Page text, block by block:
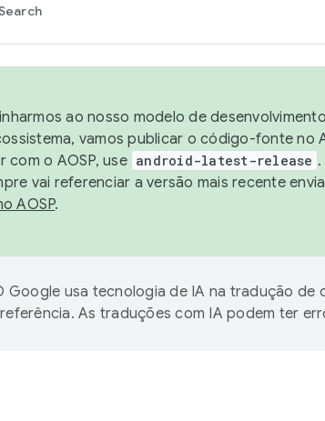
ao nosso modelo de
vamos publicar o código-fonte no
com o AOSP, use android-latest-release
vai referenciar a versão mais recente
AOSP.
Google usa tecnologia de IA na tradução de
As traduções com IA podem ter